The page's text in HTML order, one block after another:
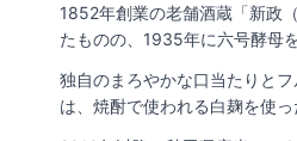
1852年創業の老舗酒蔵「新政
たものの、1935年に六号酵母
独自のまろやかな口当たりと
は、焼酎で使われる白麹を使